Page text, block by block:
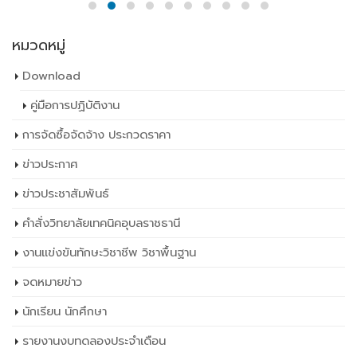
หมวดหมู่
Download
คู่มือการปฏิบัติงาน
การจัดซื้อจัดจ้าง ประกวดราคา
ข่าวประกาศ
ข่าวประชาสัมพันธ์
คำสั่งวิทยาลัยเทคนิคอุบลราชธานี
งานแข่งขันทักษะวิชาชีพ วิชาพื้นฐาน
จดหมายข่าว
นักเรียน นักศึกษา
รายงานงบทดลองประจำเดือน